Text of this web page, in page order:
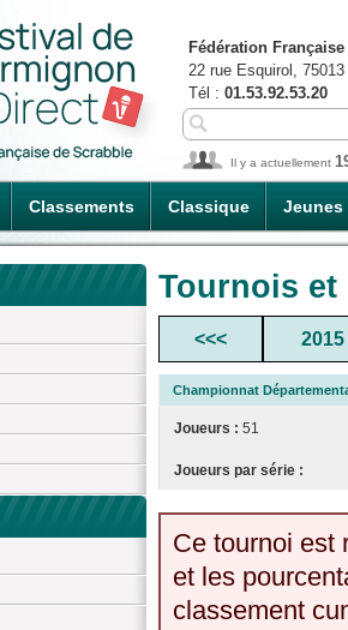
Classements Classique Jeunes
Fédération
22 rue Esquirol,
Tél : 01.53.92.53.20
Il y a actuellement
Tournois
<<< 2015
Championnat
Joueurs : 51
Joueurs par série :
Ce tournoi est
et les
classement